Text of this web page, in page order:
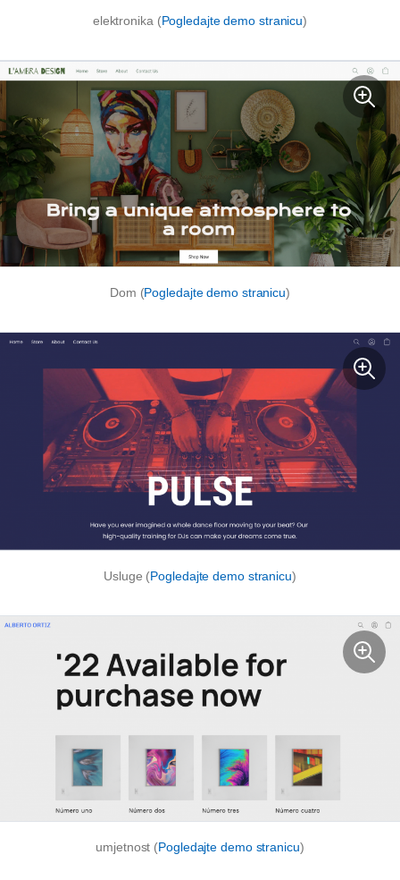
elektronika (Pogledajte demo stranicu)
Dom (Pogledajte demo stranicu)
Usluge (Pogledajte demo stranicu)
umjetnost (Pogledajte demo stranicu)